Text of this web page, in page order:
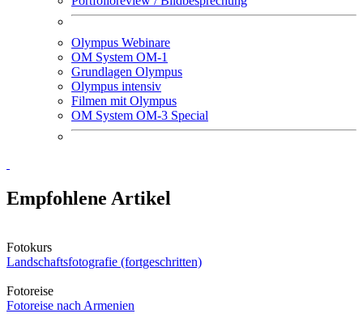
Olympus Webinare
OM System OM-1
Grundlagen Olympus
Olympus intensiv
Filmen mit Olympus
OM System OM-3 Special
Empfohlene Artikel
Fotokurs
Landschaftsfotografie (fortgeschritten)
Fotoreise
Fotoreise nach Armenien